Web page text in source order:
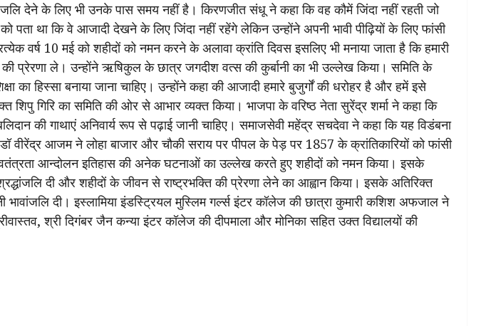
देने के लिए भी उनके पास समय नहीं है। किरणजीत संधू ने कहा कि वह कौमें जिंदा नहीं रहती जो
पता था कि वे आजादी देखने के लिए जिंदा नहीं रहेंगे लेकिन उन्होंने अपनी भावी पीढ़ियों के लिए फांसी
वर्ष 10 मई को शहीदों को नमन करने के अलावा क्रांति दिवस इसलिए भी मनाया जाता है कि हमारी
प्रेरणा ले। उन्होंने ऋषिकुल के छात्र जगदीश वत्स की कुर्बानी का भी उल्लेख किया। समिति के
का हिस्सा बनाया जाना चाहिए। उन्होंने कहा की आजादी हमारे बुजुर्गों की धरोहर है और हमें इसे
गिरि का समिति की ओर से आभार व्यक्त किया। भाजपा के वरिष्ठ नेता सुरेंद्र शर्मा ने कहा कि
की गाथाएं अनिवार्य रूप से पढ़ाई जानी चाहिए। समाजसेवी महेंद्र सचदेवा ने कहा कि यह विडंबना
वीरेंद्र आजम ने लोहा बाजार और चौकी सराय पर पीपल के पेड़ पर 1857 के क्रांतिकारियों को फांसी
आन्दोलन इतिहास की अनेक घटनाओं का उल्लेख करते हुए शहीदों को नमन किया। इसके
दी और शहीदों के जीवन से राष्ट्रभक्ति की प्रेरणा लेने का आह्वान किया। इसके अतिरिक्त
दी। इस्लामिया इंडस्ट्रियल मुस्लिम गर्ल्स इंटर कॉलेज की छात्रा कुमारी कशिश अफजाल ने
श्री दिगंबर जैन कन्या इंटर कॉलेज की दीपमाला और मोनिका सहित उक्त विद्यालयों की